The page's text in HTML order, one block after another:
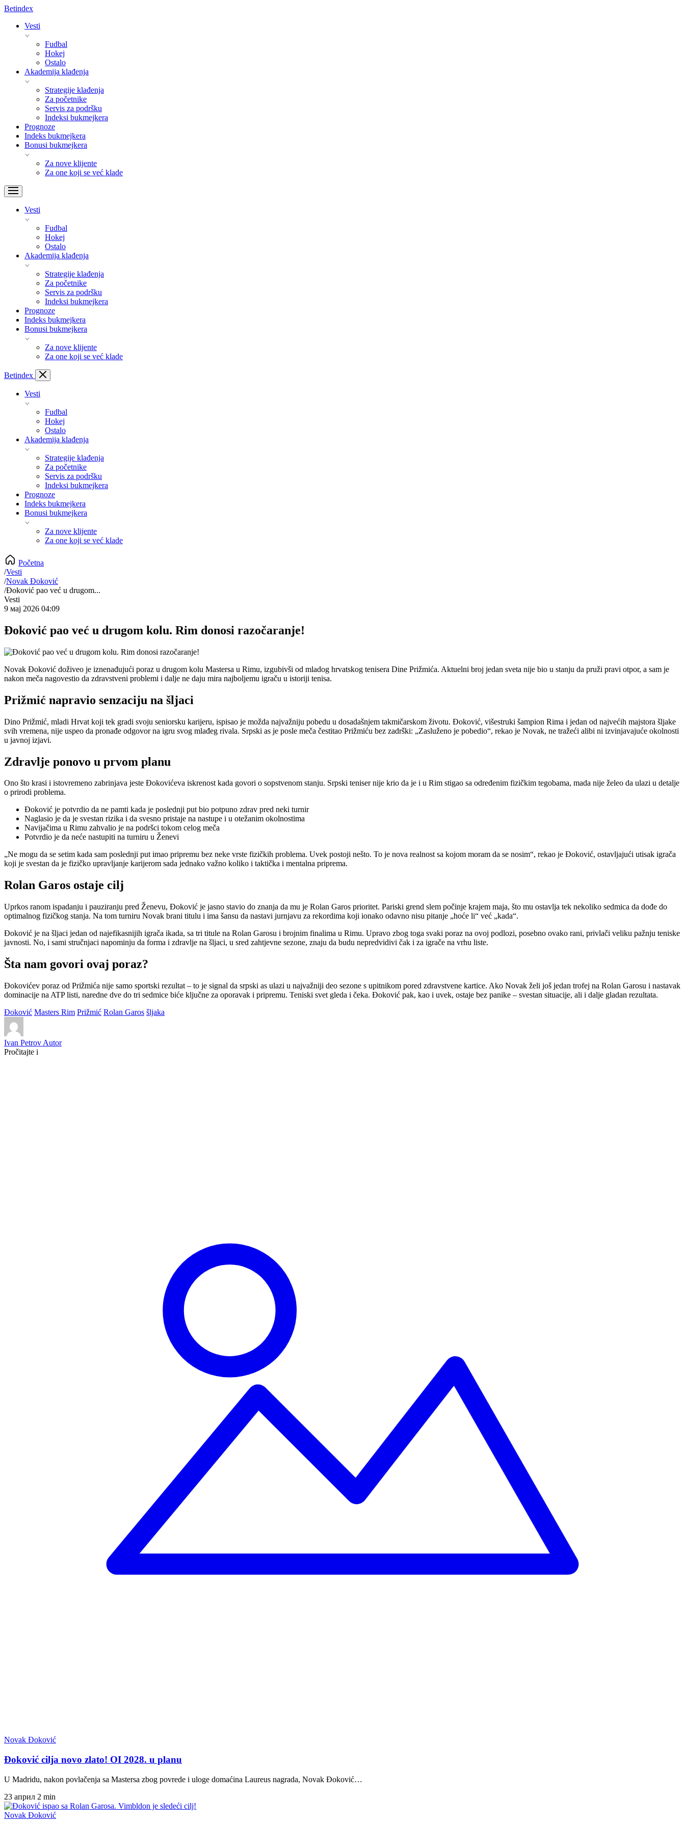
Betindex
Vesti
Fudbal
Hokej
Ostalo
Akademija klađenja
Strategije klađenja
Za početnike
Servis za podršku
Indeksi bukmejkera
Prognoze
Indeks bukmejkera
Bonusi bukmejkera
Za nove klijente
Za one koji se već klade
Vesti
Fudbal
Hokej
Ostalo
Akademija klađenja
Strategije klađenja
Za početnike
Servis za podršku
Indeksi bukmejkera
Prognoze
Indeks bukmejkera
Bonusi bukmejkera
Za nove klijente
Za one koji se već klade
Betindex
Vesti
Fudbal
Hokej
Ostalo
Akademija klađenja
Strategije klađenja
Za početnike
Servis za podršku
Indeksi bukmejkera
Prognoze
Indeks bukmejkera
Bonusi bukmejkera
Za nove klijente
Za one koji se već klade
Početna
/Vesti
/Novak Đoković
/Đoković pao već u drugom...
Vesti
9 мај 2026 04:09
Đoković pao već u drugom kolu. Rim donosi razočaranje!
Novak Đoković doživeo je iznenađujući poraz u drugom kolu Mastersa u Rimu, izgubivši od mladog hrvatskog tenisera Dine Prižmića. Aktuelni broj jedan sveta nije bio u stanju da pruži pravi otpor, a sam je
nakon meča nagovestio da zdravstveni problemi i dalje ne daju mira najboljemu igraču u istoriji tenisa.
Prižmić napravio senzaciju na šljaci
Dino Prižmić, mladi Hrvat koji tek gradi svoju seniorsku karijeru, ispisao je možda najvažniju pobedu u dosadašnjem takmičarskom životu. Đoković, višestruki šampion Rima i jedan od najvećih majstora šljake
svih vremena, nije uspeo da pronađe odgovor na igru svog mlađeg rivala. Srpski as je posle meča čestitao Prižmiću bez zadrški: „Zasluženo je pobedio“, rekao je Novak, ne tražeći alibi ni izvinjavajuće okolnosti
u javnoj izjavi.
Zdravlje ponovo u prvom planu
Ono što krasi i istovremeno zabrinjava jeste Đokovićeva iskrenost kada govori o sopstvenom stanju. Srpski teniser nije krio da je i u Rim stigao sa određenim fizičkim tegobama, mada nije želeo da ulazi u detalje
o prirodi problema.
Đoković je potvrdio da ne pamti kada je poslednji put bio potpuno zdrav pred neki turnir
Naglasio je da je svestan rizika i da svesno pristaje na nastupe i u otežanim okolnostima
Navijačima u Rimu zahvalio je na podršci tokom celog meča
Potvrdio je da neće nastupiti na turniru u Ženevi
„Ne mogu da se setim kada sam poslednji put imao pripremu bez neke vrste fizičkih problema. Uvek postoji nešto. To je nova realnost sa kojom moram da se nosim“, rekao je Đoković, ostavljajući utisak igrača
koji je svestan da je fizičko upravljanje karijerom sada jednako važno koliko i taktička i mentalna priprema.
Rolan Garos ostaje cilj
Uprkos ranom ispadanju i pauziranju pred Ženevu, Đoković je jasno stavio do znanja da mu je Rolan Garos prioritet. Pariski grend slem počinje krajem maja, što mu ostavlja tek nekoliko sedmica da dođe do
optimalnog fizičkog stanja. Na tom turniru Novak brani titulu i ima šansu da nastavi jurnjavu za rekordima koji ionako odavno nisu pitanje „hoće li“ već „kada“.
Đoković je na šljaci jedan od najefikasnijih igrača ikada, sa tri titule na Rolan Garosu i brojnim finalima u Rimu. Upravo zbog toga svaki poraz na ovoj podlozi, posebno ovako rani, privlači veliku pažnju teniske
javnosti. No, i sami stručnjaci napominju da forma i zdravlje na šljaci, u sred zahtjevne sezone, znaju da budu nepredvidivi čak i za igrače na vrhu liste.
Šta nam govori ovaj poraz?
Đokovićev poraz od Prižmića nije samo sportski rezultat – to je signal da srpski as ulazi u najvažniji deo sezone s upitnikom pored zdravstvene kartice. Ako Novak želi još jedan trofej na Rolan Garosu i nastavak
dominacije na ATP listi, naredne dve do tri sedmice biće ključne za oporavak i pripremu. Teniski svet gleda i čeka. Đoković pak, kao i uvek, ostaje bez panike – svestan situacije, ali i dalje gladan rezultata.
Đoković Masters Rim Prižmić Rolan Garos šljaka
Ivan Petrov Autor
Pročitajte i
Novak Đoković
Đoković cilja novo zlato! OI 2028. u planu
U Madridu, nakon povlačenja sa Mastersa zbog povrede i uloge domaćina Laureus nagrada, Novak Đoković…
23 април 2 min
Novak Đoković